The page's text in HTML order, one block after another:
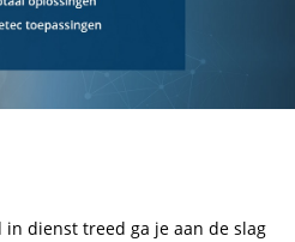
dienst treed ga je aan de slag